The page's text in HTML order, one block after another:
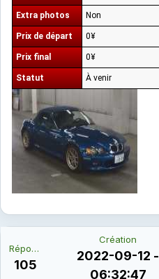
Extra photos Non
Prix de départ 0¥
Prix final 0¥
Statut À venir
Réponses
105
Création
2022-09-12 -
06:32:47